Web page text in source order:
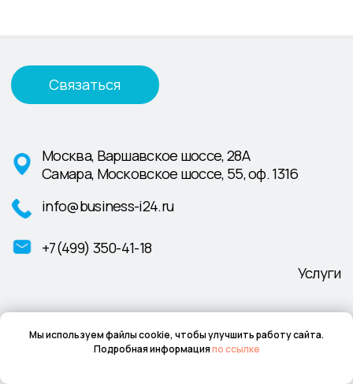
Мы используем файлы cookie, чтобы улучшить работу сайта.
Подробная информацияпо ссылке